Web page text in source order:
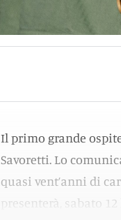
Il primo grande
Savoretti. Lo
quasi vent’anni di
presenterà, sabato